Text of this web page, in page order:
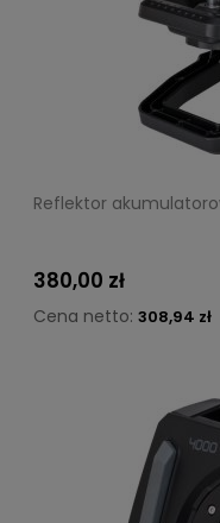
Reflektor
380,00 zł
Cena netto: 308,94 zł